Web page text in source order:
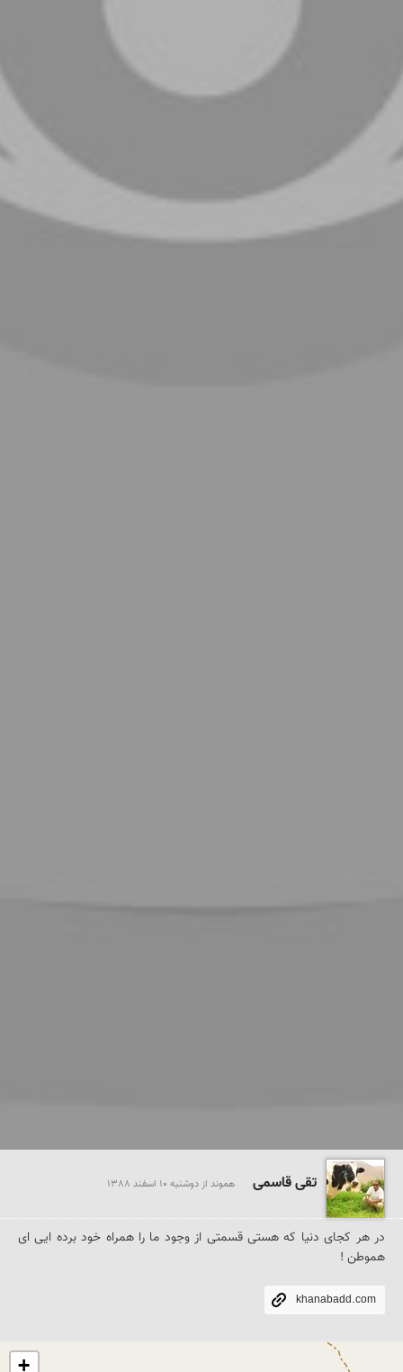
تقی قاسمی هموند از دوشنبه 10 اسفند 1388
هموطن !
khanabadd.com
+